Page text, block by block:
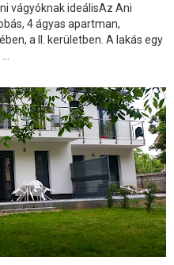
vágyóknak ideálisAz Ani
4 ágyas apartman,
a II. kerületben. A lakás egy